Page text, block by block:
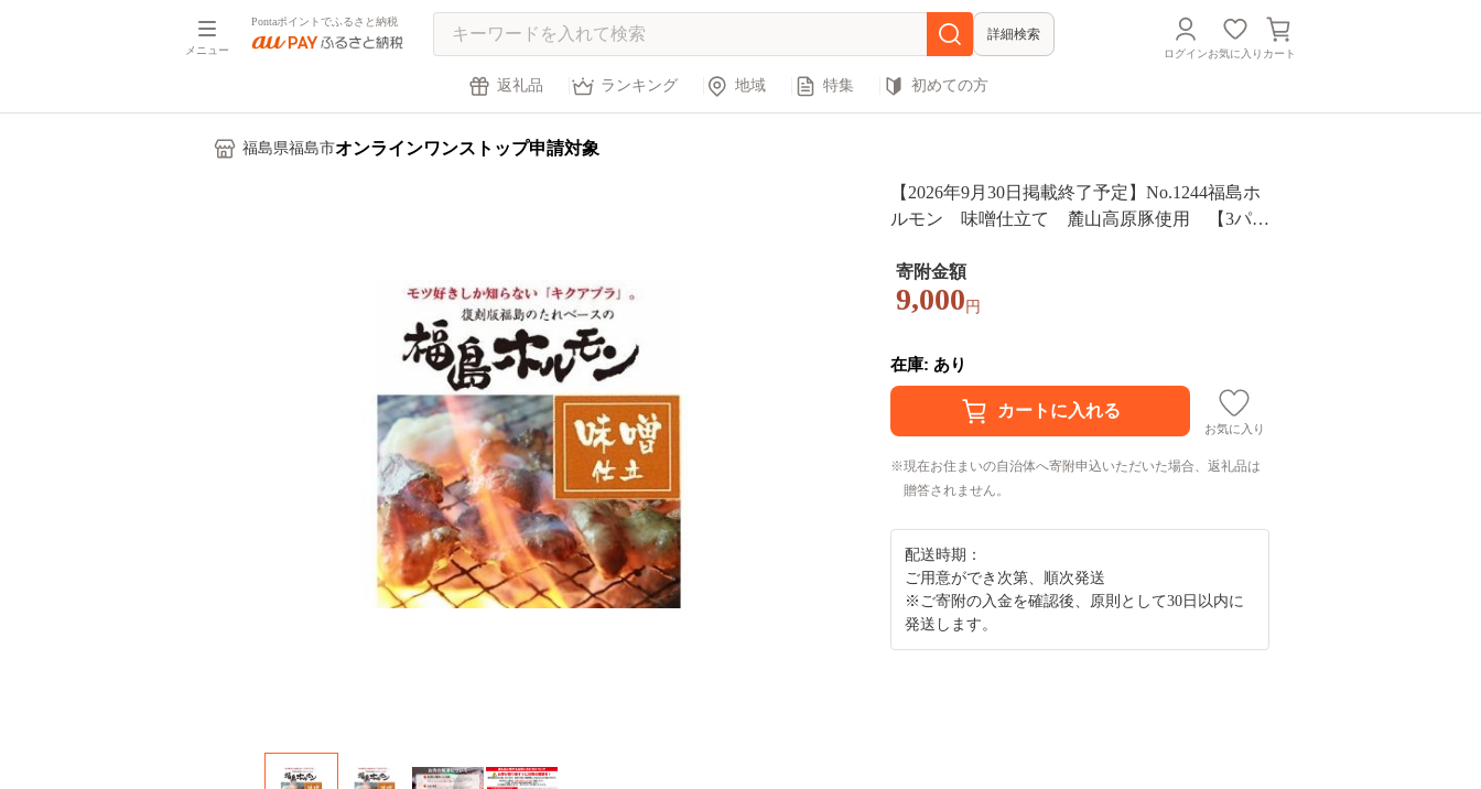
メニュー
Pontaポイントでふるさと納税
詳細検索
ログインお気に入り カート
返礼品 ランキング 地域 特集 初めての方
福島県福島市オンラインワンストップ申請対象
【2026年9月30日掲載終了予定】No.1244福島ホ
ルモン 味噌仕立て 麓山高原豚使用 【3パッ
寄附金額
9,000 円
在庫: あり
お気に入り
現在お住まいの自治体へ寄附申込いただいた場合、返礼品は
贈答されません。
配送時期：
ご用意ができ次第、順次発送
※ご寄附の入金を確認後、原則として30日以内に
発送します。